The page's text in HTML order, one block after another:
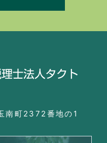
南町2372番地の1